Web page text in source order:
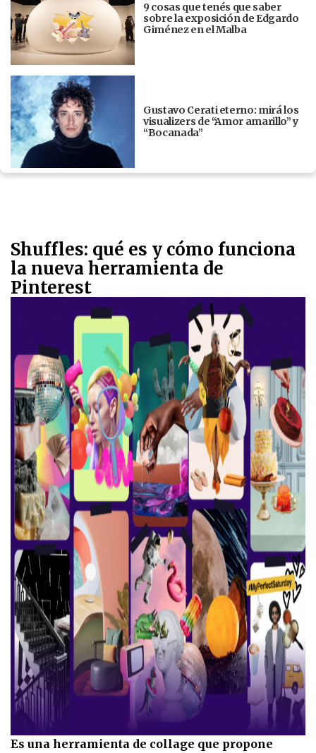
9 cosas que tenés que saber
sobre la exposición de Edgardo
Giménez en el Malba
Gustavo Cerati eterno: mirá los
visualizers de “Amor amarillo” y
“Bocanada”
Shuffles: qué es y cómo funciona
la nueva herramienta de
Pinterest
Es una herramienta de collage que propone